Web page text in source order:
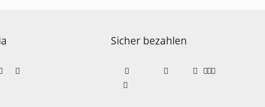
Sicher bezahlen